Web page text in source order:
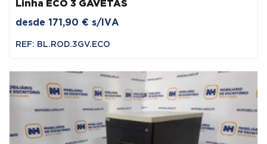
Linha ECO 3 GAVETAS
desde 171,90 € s/IVA
REF: BL.ROD.3GV.ECO